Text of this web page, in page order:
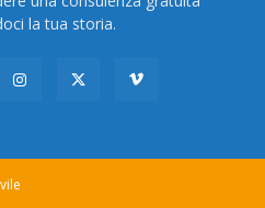
la tua storia.